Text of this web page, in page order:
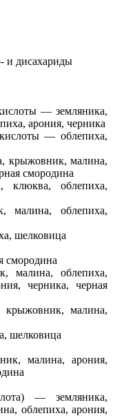
и дисахариды
— земляника,
арония, черника
— облепиха,
крыжовник, малина,
смородина
клюква, облепиха,
малина, облепиха,
шелковица
смородина
малина, облепиха,
черника, черная
крыжовник, малина,
шелковица
малина, арония,
— земляника,
облепиха, арония,